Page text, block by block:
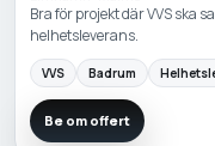
Bra för projekt där VVS ska
helhetsleverans.
VVS Badrum
Be om offert